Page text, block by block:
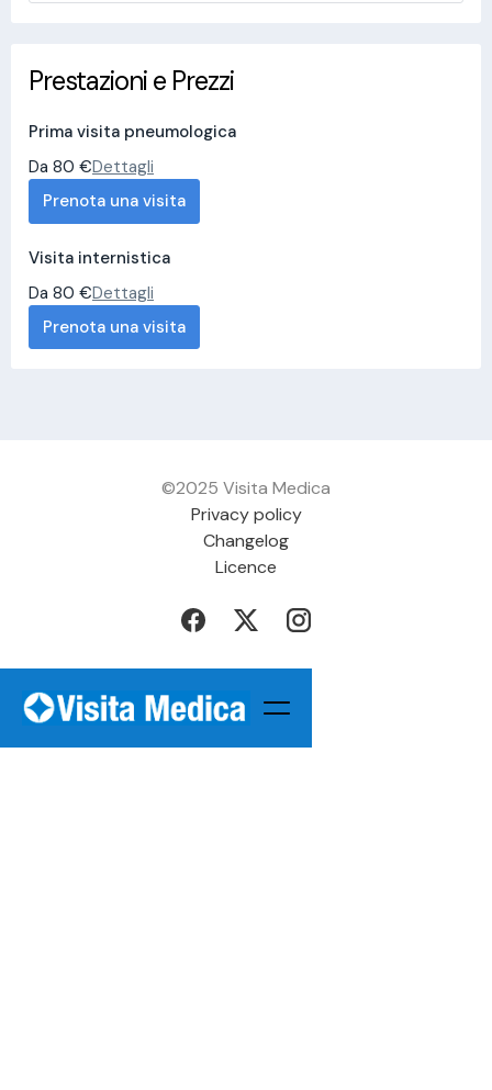
Prestazioni e Prezzi
Prima visita pneumologica
Da 80 €Dettagli
Prenota una visita
Visita internistica
Da 80 €Dettagli
Prenota una visita
©2025 Visita Medica
Privacy policy
Changelog
Licence